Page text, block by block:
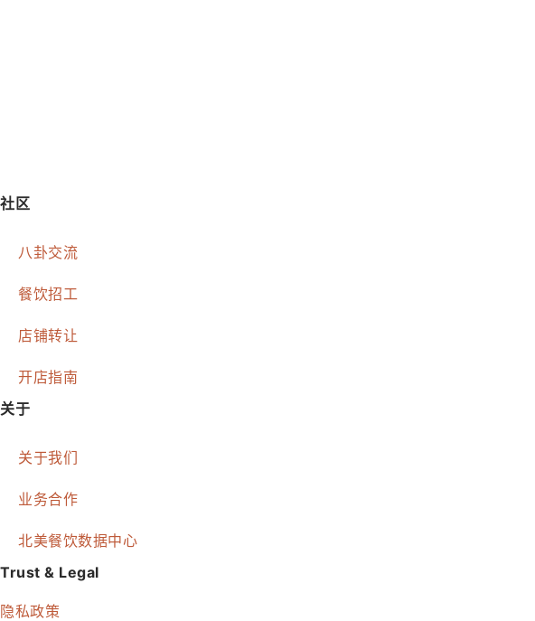
社区
八卦交流
餐饮招工
店铺转让
开店指南
关于
关于我们
业务合作
北美餐饮数据中心
Trust & Legal
隐私政策